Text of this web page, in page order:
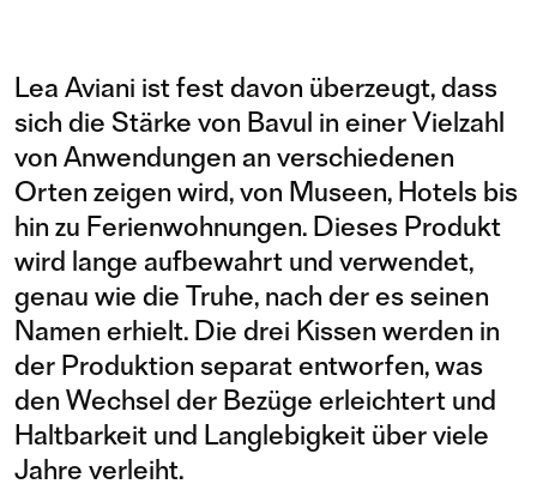
Lea Aviani ist fest davon überzeugt, dass
sich die Stärke von Bavul in einer Vielzahl
von Anwendungen an verschiedenen
Orten zeigen wird, von Museen, Hotels bis
hin zu Ferienwohnungen. Dieses Produkt
wird lange aufbewahrt und verwendet,
genau wie die Truhe, nach der es seinen
Namen erhielt. Die drei Kissen werden in
der Produktion separat entworfen, was
den Wechsel der Bezüge erleichtert und
Haltbarkeit und Langlebigkeit über viele
Jahre verleiht.